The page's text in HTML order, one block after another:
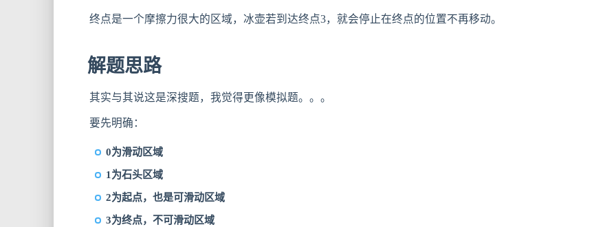
终点是一个摩擦力很大的区域，冰壶若到达终点3，就会停止在终点的位置不再移动。
解题思路
其实与其说这是深搜题，我觉得更像模拟题。。。
要先明确：
0为滑动区域
1为石头区域
2为起点，也是可滑动区域
3为终点，不可滑动区域